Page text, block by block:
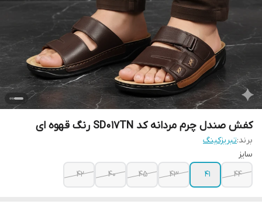
کفش صندل چرم مردانه کد SD017TN رنگ قهوه ای
برند:تبریزکینگ
سایز
44
41
43
45
40
42